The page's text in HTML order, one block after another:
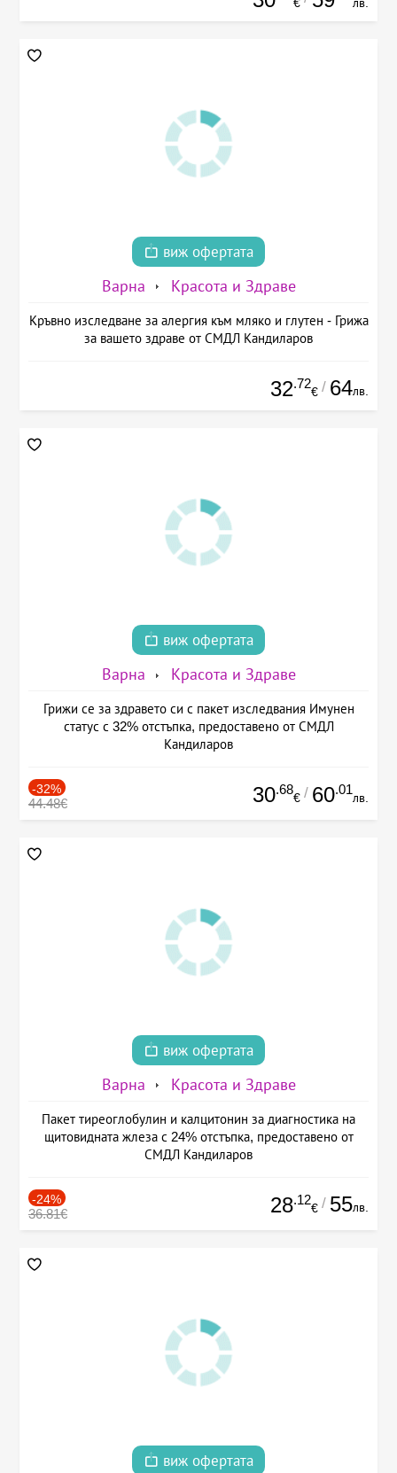
виж офертата
Варна Красота и Здраве
Кръвно изследване за алергия към мляко и глутен - Грижа
за вашето здраве от СМДЛ Кандиларов
32.72
€ / 64лв.
виж офертата
Варна Красота и Здраве
Грижи се за здравето си с пакет изследвания Имунен
статус с 32% отстъпка, предоставено от СМДЛ
Кандиларов
-32%
44.48€ 30.68
€ / 60.01
лв.
виж офертата
Варна Красота и Здраве
Пакет тиреоглобулин и калцитонин за диагностика на
щитовидната жлеза с 24% отстъпка, предоставено от
СМДЛ Кандиларов
-24%
36.81€ 28.12
€ / 55лв.
виж офертата